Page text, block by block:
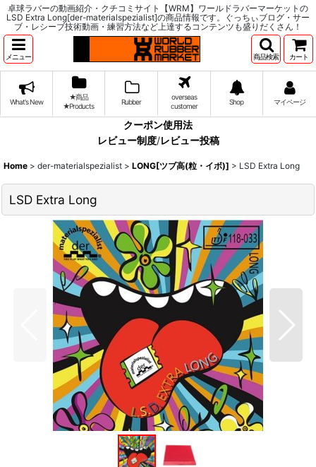
卓球ラバーの動画紹介・クチコミサイト【WRM】ワールドラバーマーケットの
LSD Extra Long[der-materialspezialist]の商品情報です。ぐっちぃブログ・サー
ブ・レシーブ技術動画・練習方法など上達するコンテンツも盛りだくさん！
メニュー 商品検索 カート
What's New
★商品
★Products
Rubber
overseas
customer
Shop マイページ
クーポン使用法
レビュー制度/レビュー投稿
Home > der-materialspezialist > LONG[ツブ高(粒・イボ)] > LSD Extra Long
LSD Extra Long